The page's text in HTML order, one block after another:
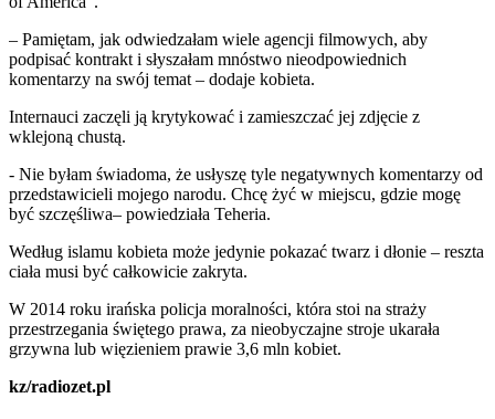
– Pamiętam, jak odwiedzałam wiele agencji filmowych, aby
podpisać kontrakt i słyszałam mnóstwo nieodpowiednich
komentarzy na swój temat – dodaje kobieta.
Internauci zaczęli ją krytykować i zamieszczać jej zdjęcie z
wklejoną chustą.
- Nie byłam świadoma, że usłyszę tyle negatywnych komentarzy od
przedstawicieli mojego narodu. Chcę żyć w miejscu, gdzie mogę
być szczęśliwa– powiedziała Teheria.
Według islamu kobieta może jedynie pokazać twarz i dłonie – reszta
ciała musi być całkowicie zakryta.
W 2014 roku irańska policja moralności, która stoi na straży
przestrzegania świętego prawa, za nieobyczajne stroje ukarała
grzywna lub więzieniem prawie 3,6 mln kobiet.
kz/radiozet.pl